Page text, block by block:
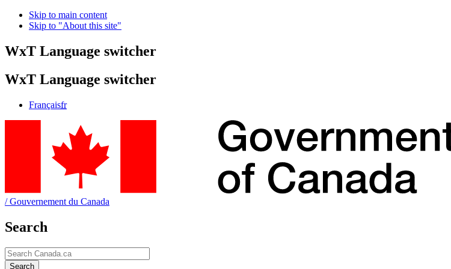
Skip to main content
Skip to "About this site"
WxT Language switcher
WxT Language switcher
Françaisfr
/Gouvernement du Canada
Search
Search
Search